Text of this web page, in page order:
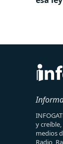
y
medios
Radio,